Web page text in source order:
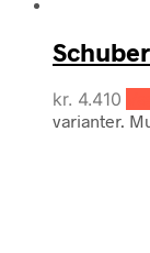
kr. 4.410
varianter.